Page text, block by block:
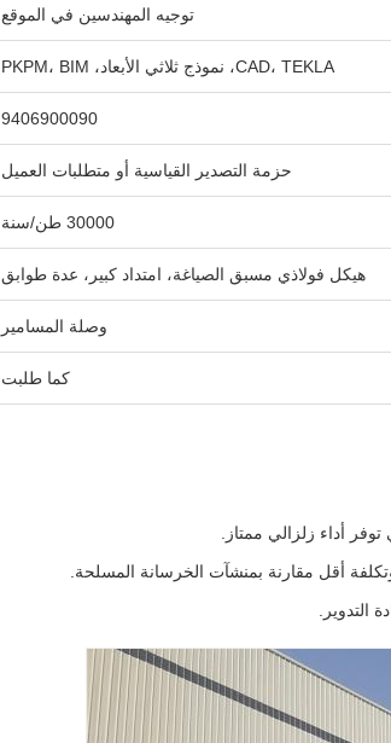
توجيه المهندسين في الموقع
CAD، TEKLA، نموذج ثلاثي الأبعاد، PKPM، BIM
9406900090
حزمة التصدير القياسية أو متطلبات العميل
30000 طن/سنة
هيكل فولاذي مسبق الصياغة، امتداد كبير، عدة طوابق
وصلة المسامير
كما طلبت
أداء زلزالي ممتاز.
أقل مقارنة بمنشآت الخرسانة المسلحة.
التدوير.